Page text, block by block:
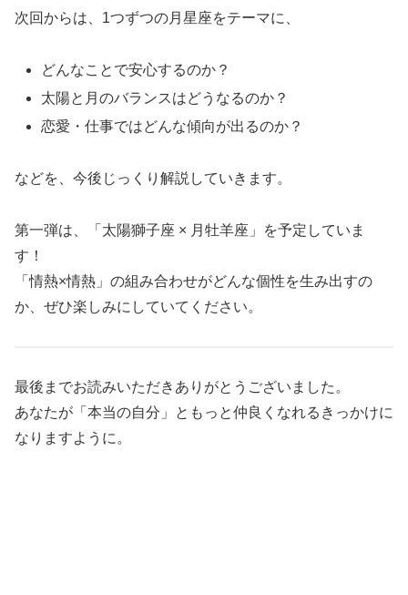
次回からは、1つずつの月星座をテーマに、
どんなことで安心するのか？
太陽と月のバランスはどうなるのか？
恋愛・仕事ではどんな傾向が出るのか？
などを、今後じっくり解説していきます。
第一弾は、「太陽獅子座 × 月牡羊座」を予定していま
す！
「情熱×情熱」の組み合わせがどんな個性を生み出すの
か、ぜひ楽しみにしていてください。
最後までお読みいただきありがとうございました。
あなたが「本当の自分」ともっと仲良くなれるきっかけに
なりますように。